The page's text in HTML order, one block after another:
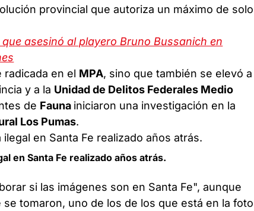
provincial que autoriza un máximo de solo
asesinó al playero Bruno Bussanich en
radicada en el MPA, sino que también se elevó a
y a la Unidad de Delitos Federales Medio
de Fauna iniciaron una investigación en la
Los Pumas.
en Santa Fe realizado años atrás.
si las imágenes son en Santa Fe", aunque
tomaron, uno de los de los que está en la foto